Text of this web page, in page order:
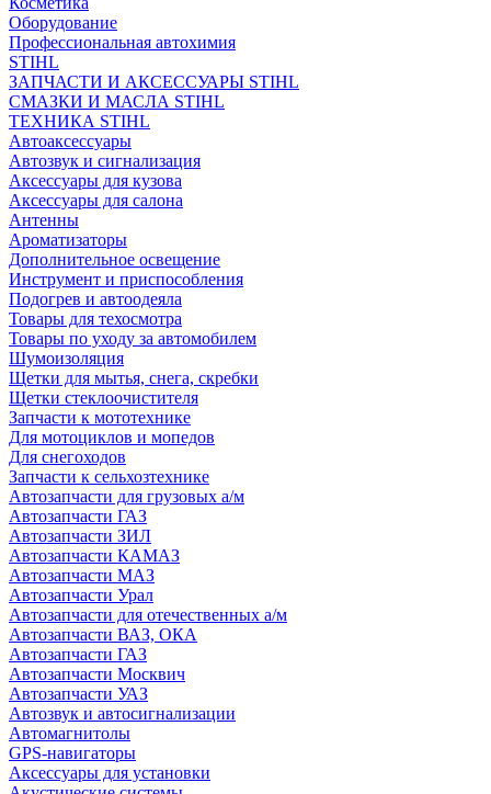
Оборудование
Профессиональная автохимия
STIHL
ЗАПЧАСТИ И АКСЕССУАРЫ STIHL
СМАЗКИ И МАСЛА STIHL
ТЕХНИКА STIHL
Автоаксессуары
Автозвук и сигнализация
Аксессуары для кузова
Аксессуары для салона
Антенны
Ароматизаторы
Дополнительное освещение
Инструмент и приспособления
Подогрев и автоодеяла
Товары для техосмотра
Товары по уходу за автомобилем
Шумоизоляция
Щетки для мытья, снега, скребки
Щетки стеклоочистителя
Запчасти к мототехнике
Для мотоциклов и мопедов
Для снегоходов
Запчасти к сельхозтехнике
Автозапчасти для грузовых а/м
Автозапчасти ГАЗ
Автозапчасти ЗИЛ
Автозапчасти КАМАЗ
Автозапчасти МАЗ
Автозапчасти Урал
Автозапчасти для отечественных а/м
Автозапчасти ВАЗ, ОКА
Автозапчасти ГАЗ
Автозапчасти Москвич
Автозапчасти УАЗ
Автозвук и автосигнализации
Автомагнитолы
GPS-навигаторы
Аксессуары для установки